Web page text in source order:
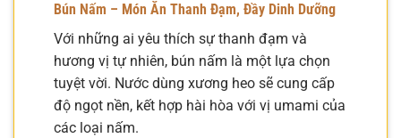
Bún Nấm – Món Ăn Thanh Đạm, Đầy Dinh Dưỡng
Với những ai yêu thích sự thanh đạm và
hương vị tự nhiên, bún nấm là một lựa chọn
tuyệt vời. Nước dùng xương heo sẽ cung cấp
độ ngọt nền, kết hợp hài hòa với vị umami của
các loại nấm.